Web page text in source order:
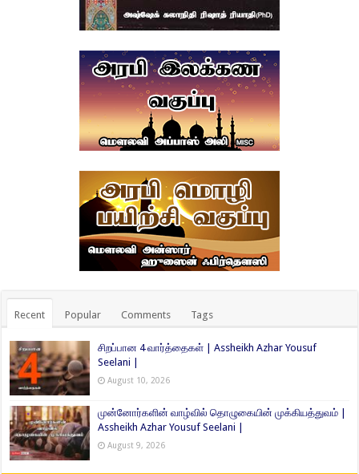
Recent Popular Comments Tags
சிறப்பான 4 வார்த்தைகள் | Assheikh Azhar Yousuf
Seelani |
August 10, 2026
முன்னோர்களின் வாழ்வில் தொழுகையின் முக்கியத்துவம் |
Assheikh Azhar Yousuf Seelani |
August 9, 2026